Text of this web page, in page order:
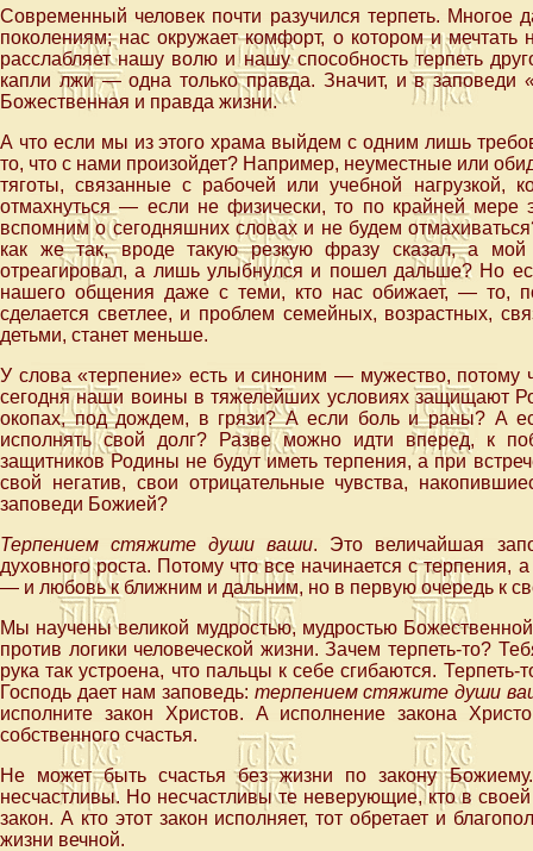
Современный человек почти разучился терпеть. Многое
поколениям; нас окружает комфорт, о котором и
расслабляет нашу волю и нашу способность терпеть
капли лжи — одна только правда. Значит, и в заповеди
Божественная и правда жизни.
А что если мы из этого храма выйдем с одним лишь
то, что с нами произойдет? Например, неуместные или
тяготы, связанные с рабочей или учебной нагрузкой,
отмахнуться — если не физически, то по крайней
вспомним о сегодняшних словах и не будем
как же так, вроде такую резкую фразу сказал, а
отреагировал, а лишь улыбнулся и пошел дальше? Но
нашего общения даже с теми, кто нас обижает, — то,
сделается светлее, и проблем семейных, возрастных,
детьми, станет меньше.
У слова «терпение» есть и синоним — мужество, потому
сегодня наши воины в тяжелейших условиях защищают
окопах, под дождем, в грязи? А если боль и раны? А
исполнять свой долг? Разве можно идти вперед, к
защитников Родины не будут иметь терпения, а при
свой негатив, свои отрицательные чувства,
заповеди Божией?
Терпением стяжите души ваши. Это величайшая
духовного роста. Потому что все начинается с терпения,
— и любовь к ближним и дальним, но в первую очередь к
Мы научены великой мудростью, мудростью
против логики человеческой жизни. Зачем терпеть-то?
рука так устроена, что пальцы к себе сгибаются.
Господь дает нам заповедь: терпением стяжите души
исполните закон Христов. А исполнение закона
собственного счастья.
Не может быть счастья без жизни по закону
несчастливы. Но несчастливы те неверующие, кто в
закон. А кто этот закон исполняет, тот обретает и
жизни вечной.